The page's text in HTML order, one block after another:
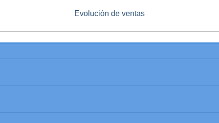
Evolución de ventas